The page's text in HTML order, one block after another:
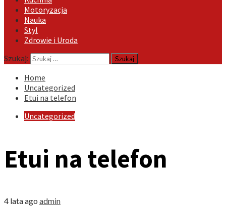
Motoryzacja
Nauka
Styl
Zdrowie i Uroda
Szukaj:
Home
Uncategorized
Etui na telefon
Uncategorized
Etui na telefon
4 lata ago admin